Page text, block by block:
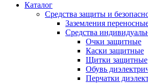
Каталог
Средства защиты и
Заземления
Средства
Очки защитные
Каски защитные
Щитки защитные
Обувь
Перчатки